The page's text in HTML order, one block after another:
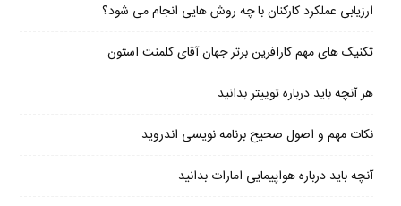
ارزیابی عملکرد کارکنان با چه روش هایی انجام می شود؟
تکنیک های مهم کارافرین برتر جهان آقای کلمنت استون
هر آنچه باید درباره توییتر بدانید
نکات مهم و اصول صحیح برنامه نویسی اندروید
آنچه باید درباره هواپیمایی امارات بدانید